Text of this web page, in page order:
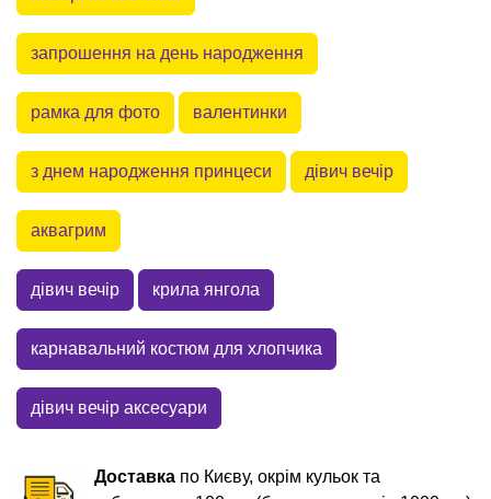
запрошення на день народження
рамка для фото валентинки
з днем народження принцеси дівич вечір
аквагрим
дівич вечір крила янгола
карнавальний костюм для хлопчика
дівич вечір аксесуари
Доставка по Києву, окрім кульок та